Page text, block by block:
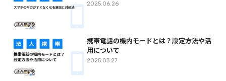
2025.06.26
携帯電話の機内モードとは？設定方法や活
用について
2025.03.27